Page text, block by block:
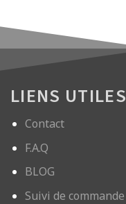
LIENS UTILES
Contact
F.A.Q
BLOG
Suivi de commande